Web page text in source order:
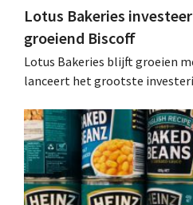
Lotus Bakeries
groeiend Biscoff
Lotus Bakeries blijft groeien
lanceert het grootste
moeten dit momentum